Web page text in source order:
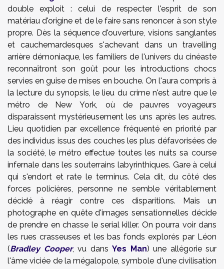
double exploit : celui de respecter l'esprit de son
matériau d'origine et de le faire sans renoncer à son style
propre. Dès la séquence d'ouverture, visions sanglantes
et cauchemardesques s'achevant dans un travelling
arrière démoniaque, les familiers de l'univers du cinéaste
reconnaîtront son goût pour les introductions chocs
servies en guise de mises en bouche. On l'aura compris à
la lecture du synopsis, le lieu du crime n'est autre que le
métro de New York, où de pauvres voyageurs
disparaissent mystérieusement les uns après les autres.
Lieu quotidien par excellence fréquenté en priorité par
des individus issus des couches les plus défavorisées de
la société, le métro effectue toutes les nuits sa course
infernale dans les souterrains labyrinthiques. Gare à celui
qui s'endort et rate le terminus. Cela dit, du côté des
forces policières, personne ne semble véritablement
décidé à réagir contre ces disparitions. Mais un
photographe en quête d'images sensationnelles décide
de prendre en chasse le serial killer. On pourra voir dans
les rues crasseuses et les bas fonds explorés par Léon
(Bradley Cooper, vu dans Yes Man) une allégorie sur
l'âme viciée de la mégalopole, symbole d'une civilisation